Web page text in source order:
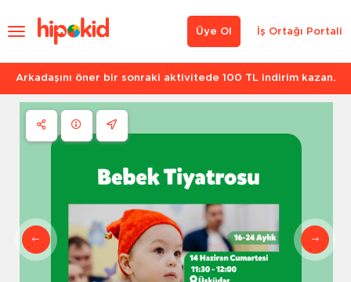
İş Ortağı Portali
Üye Ol
Arkadaşını öner bir sonraki aktivitede 100 TL indirim kazan.